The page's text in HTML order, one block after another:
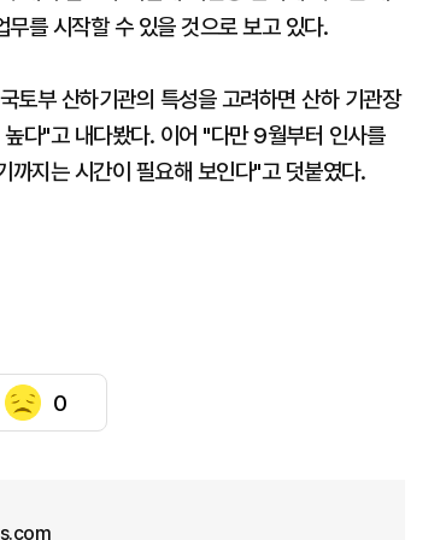
를 시작할 수 있을 것으로 보고 있다.
토부 산하기관의 특성을 고려하면 산하 기관장
다"고 내다봤다. 이어 "다만 9월부터 인사를
까지는 시간이 필요해 보인다"고 덧붙였다.
0